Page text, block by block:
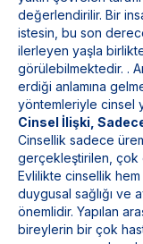
değerlendirilir. Bir
istesin, bu son
ilerleyen yaşla
görülebilmektedir. .
erdiği anlamına
yöntemleriyle cinsel
Cinsel İlişki,
Cinsellik sadece
gerçekleştirilen, çok
Evlilikte cinsellik hem
duygusal sağlığı ve
önemlidir. Yapılan
bireylerin bir çok